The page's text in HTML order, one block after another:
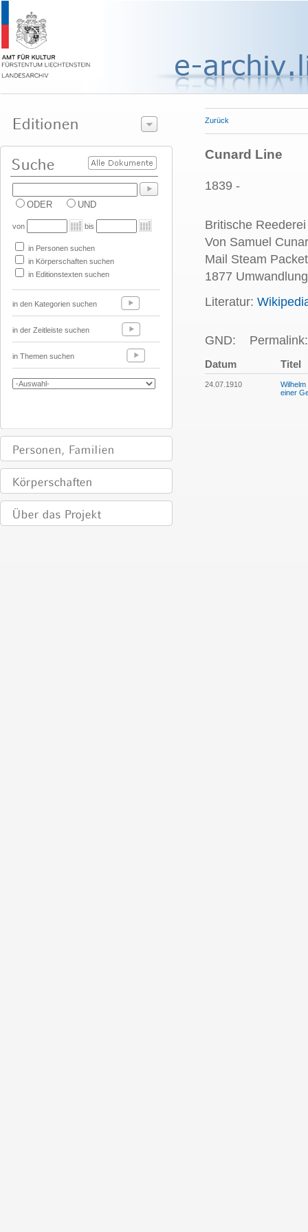
ODER UND
von bis
in Personen suchen
in Körperschaften suchen
in Editionstexten suchen
in den Kategorien suchen
in der Zeitleiste suchen
in Themen suchen
Zurück
Cunard Line
1839 -
Britische
Von Samuel
Mail Steam
1877
Literatur:
GND:
Datum Titel
24.07.1910
einer